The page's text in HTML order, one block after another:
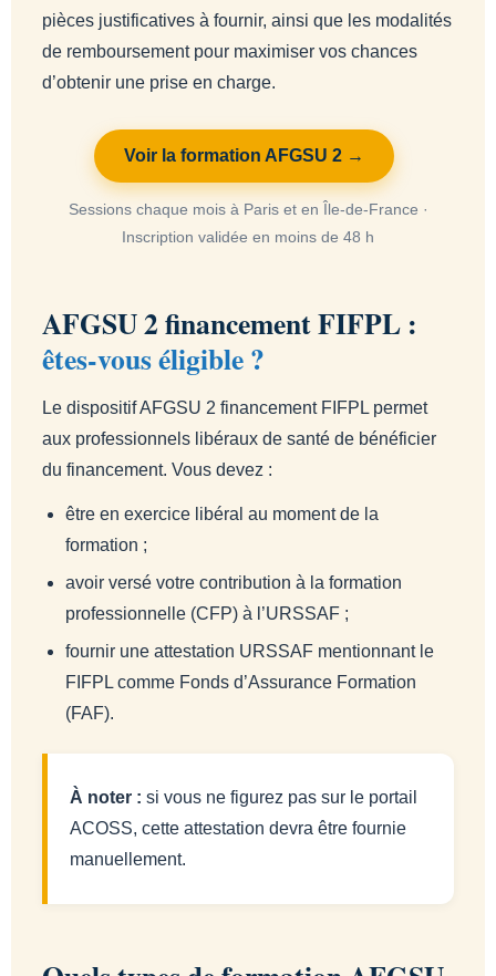
pièces justificatives à fournir, ainsi que les modalités
de remboursement pour maximiser vos chances
d’obtenir une prise en charge.
Voir la formation AFGSU 2 →
Sessions chaque mois à Paris et en Île-de-France ·
Inscription validée en moins de 48 h
AFGSU 2 financement FIFPL :
êtes-vous éligible ?
Le dispositif AFGSU 2 financement FIFPL permet
aux professionnels libéraux de santé de bénéficier
du financement. Vous devez :
être en exercice libéral au moment de la
formation ;
avoir versé votre contribution à la formation
professionnelle (CFP) à l’URSSAF ;
fournir une attestation URSSAF mentionnant le
FIFPL comme Fonds d’Assurance Formation
(FAF).
À noter : si vous ne figurez pas sur le portail
ACOSS, cette attestation devra être fournie
manuellement.